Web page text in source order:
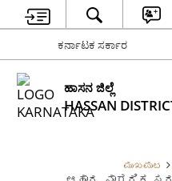
ಕರ್ನಾಟಕ ಸರ್ಕಾರ
ಹಾಸನ ಜಿಲ್ಲೆ
HASSAN
ಮುಖಪುಟ